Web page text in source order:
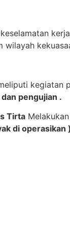
kegiatan
pengujian .
Tirta
di operasikan